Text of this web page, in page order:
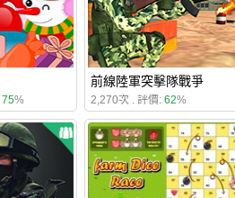
75%
前線陸軍突擊隊戰爭
2,270次 . 評價: 62%